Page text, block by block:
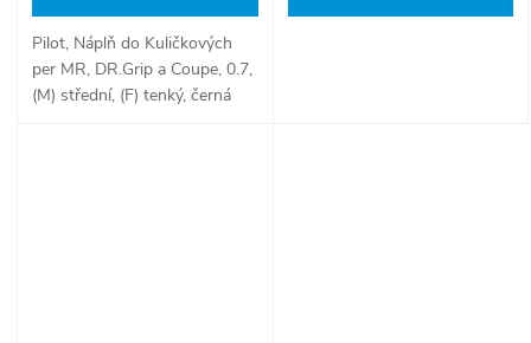
Pilot, Náplň do Kuličkových
per MR, DR.Grip a Coupe, 0.7,
(M) střední, (F) tenký, černá